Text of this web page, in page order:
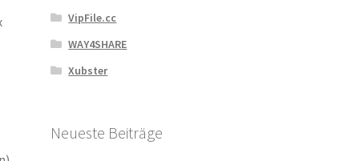
VipFile.cc
WAY4SHARE
Xubster
Neueste Beiträge